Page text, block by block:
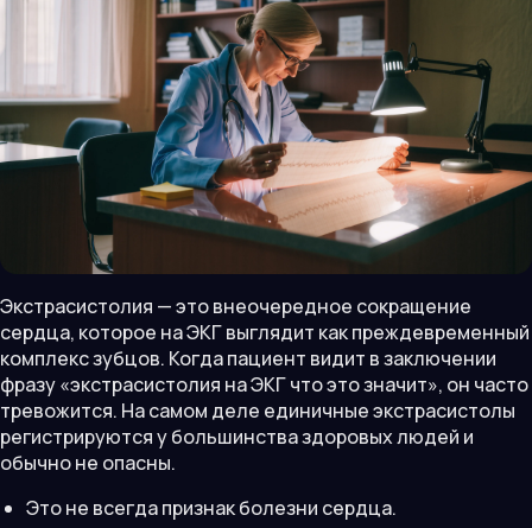
Экстрасистолия — это внеочередное сокращение
сердца, которое на ЭКГ выглядит как преждевременный
комплекс зубцов. Когда пациент видит в заключении
фразу «экстрасистолия на ЭКГ что это значит», он часто
тревожится. На самом деле единичные экстрасистолы
регистрируются у большинства здоровых людей и
обычно не опасны.
Это не всегда признак болезни сердца.